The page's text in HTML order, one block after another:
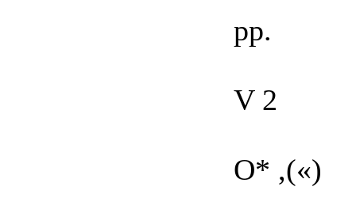
pp.
V 2
О* ,(«)